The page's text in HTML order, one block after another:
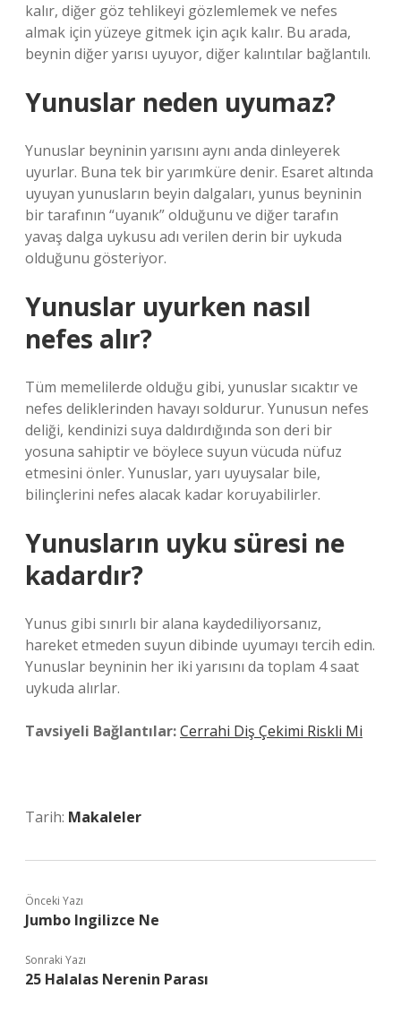
kalır, diğer göz tehlikeyi gözlemlemek ve nefes
almak için yüzeye gitmek için açık kalır. Bu arada,
beynin diğer yarısı uyuyor, diğer kalıntılar bağlantılı.
Yunuslar neden uyumaz?
Yunuslar beyninin yarısını aynı anda dinleyerek
uyurlar. Buna tek bir yarımküre denir. Esaret altında
uyuyan yunusların beyin dalgaları, yunus beyninin
bir tarafının “uyanık” olduğunu ve diğer tarafın
yavaş dalga uykusu adı verilen derin bir uykuda
olduğunu gösteriyor.
Yunuslar uyurken nasıl
nefes alır?
Tüm memelilerde olduğu gibi, yunuslar sıcaktır ve
nefes deliklerinden havayı soldurur. Yunusun nefes
deliği, kendinizi suya daldırdığında son deri bir
yosuna sahiptir ve böylece suyun vücuda nüfuz
etmesini önler. Yunuslar, yarı uyuysalar bile,
bilinçlerini nefes alacak kadar koruyabilirler.
Yunusların uyku süresi ne
kadardır?
Yunus gibi sınırlı bir alana kaydediliyorsanız,
hareket etmeden suyun dibinde uyumayı tercih edin.
Yunuslar beyninin her iki yarısını da toplam 4 saat
uykuda alırlar.
Tavsiyeli Bağlantılar:Cerrahi Diş Çekimi Riskli Mi
Tarih: Makaleler
Önceki Yazı
Jumbo Ingilizce Ne
Sonraki Yazı
25 Halalas Nerenin Parası